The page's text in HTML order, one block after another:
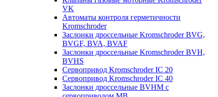
VK
Автоматы контроля герметичности
Kromschroder
Заслонки дроссельные Kromschroder BVG,
BVGF, BVA, BVAF
Заслонки дроссельные Kromschroder BVH,
BVHS
Сервопривод Kromschroder IC 20
Сервопривод Kromschroder IC 40
Заслонки дроссельные BVHM с